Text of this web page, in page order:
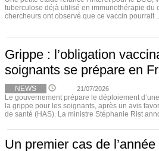
tuberculose déjà utilisé en immunothérapie du
chercheurs ont observé que ce vaccin pourrait
Grippe : l’obligation
soignants se prépare en
NEWS 21/07/2026
Le gouvernement prépare le déploiement
la grippe pour les soignants, après un avis
de santé (HAS). La ministre Stéphanie Rist
Un premier cas de